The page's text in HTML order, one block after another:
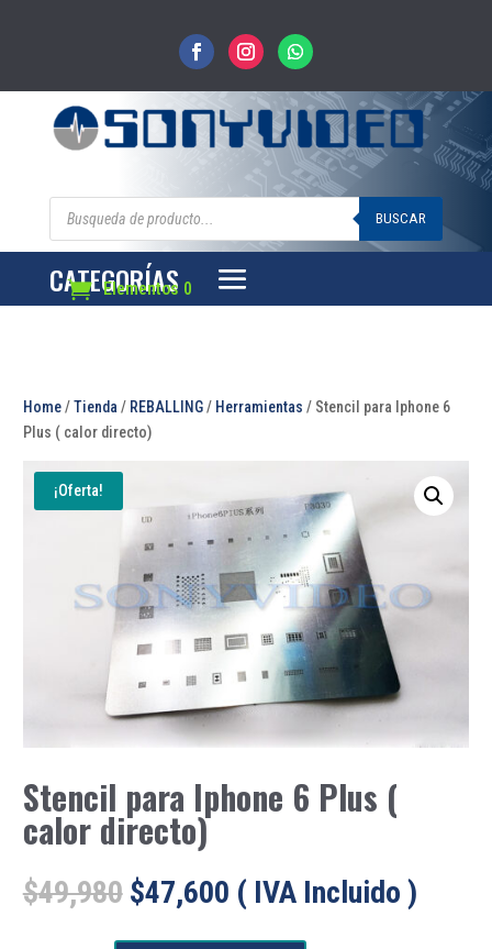
Búsqueda
BUSCAR
Elementos 0
CATEGORÍAS
Home/Tienda / REBALLING/ Herramientas / Stencil para Iphone 6
Plus ( calor directo)
¡Oferta!
Stencil para Iphone 6 Plus (
calor directo)
$49,980 El
precio
original
$47,600El
precio
actual
( IVA Incluido )